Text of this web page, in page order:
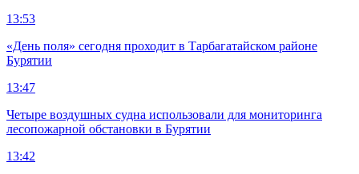
13:53
«День поля» сегодня проходит в Тарбагатайском районе
Бурятии
13:47
Четыре воздушных судна использовали для мониторинга
лесопожарной обстановки в Бурятии
13:42